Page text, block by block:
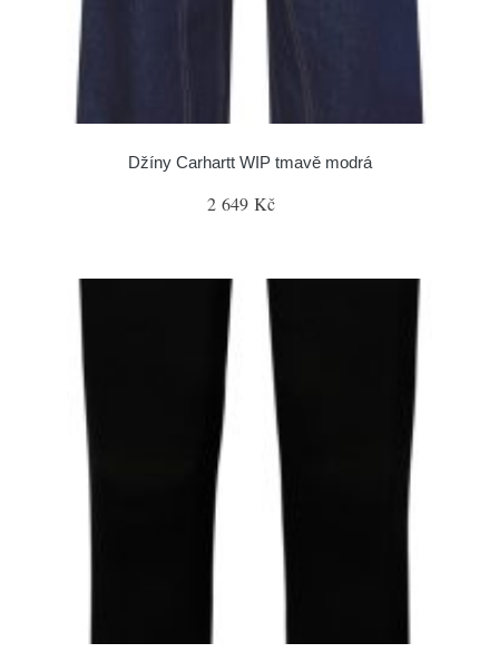
Džíny Carhartt WIP tmavě modrá
2 649 Kč